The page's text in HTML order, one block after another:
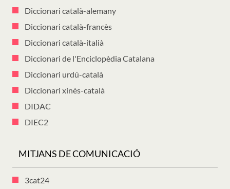
Diccionari català-alemany
Diccionari català-francès
Diccionari català-italià
Diccionari de l'Enciclopèdia Catalana
Diccionari urdú-català
Diccionari xinès-català
DIDAC
DIEC2
MITJANS DE COMUNICACIÓ
3cat24